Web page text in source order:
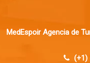
MedEspoir Agencia de
(+1)